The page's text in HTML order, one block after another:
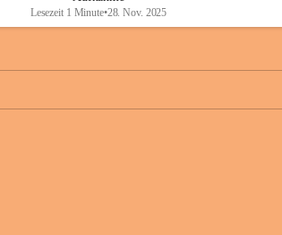
Lesezeit 1 Minute•28. Nov. 2025